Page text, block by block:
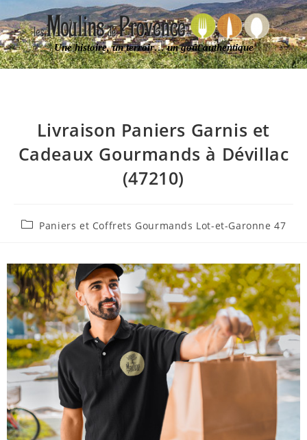
Une histoire, un terroir… un goût authentique
Livraison Paniers Garnis et
Cadeaux Gourmands à Dévillac
(47210)
Paniers et Coffrets Gourmands Lot-et-Garonne 47